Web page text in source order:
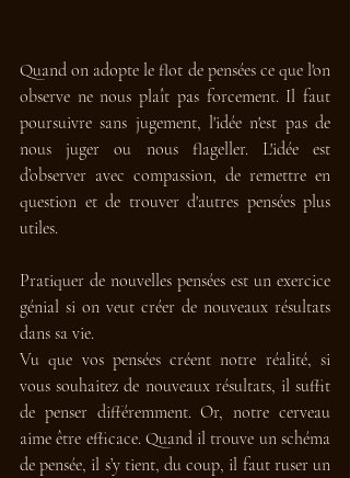
Quand on adopte le flot de pensées ce que l'on
observe ne nous plaît pas forcement. Il faut
poursuivre sans jugement, l'idée n'est pas de
nous juger ou nous flageller. L'idée est
d’observer avec compassion, de remettre en
question et de trouver d'autres pensées plus
utiles.
Pratiquer de nouvelles pensées est un exercice
génial si on veut créer de nouveaux résultats
dans sa vie.
Vu que vos pensées créent notre réalité, si
vous souhaitez de nouveaux résultats, il suffit
de penser différemment. Or, notre cerveau
aime être efficace. Quand il trouve un schéma
de pensée, il s’y tient, du coup, il faut ruser un